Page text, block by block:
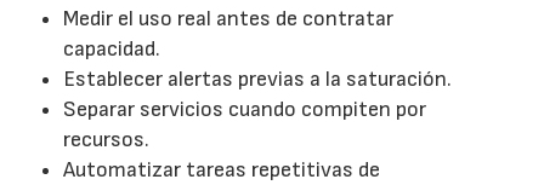
Medir el uso real antes de contratar
capacidad.
Establecer alertas previas a la saturación.
Separar servicios cuando compiten por
recursos.
Automatizar tareas repetitivas de